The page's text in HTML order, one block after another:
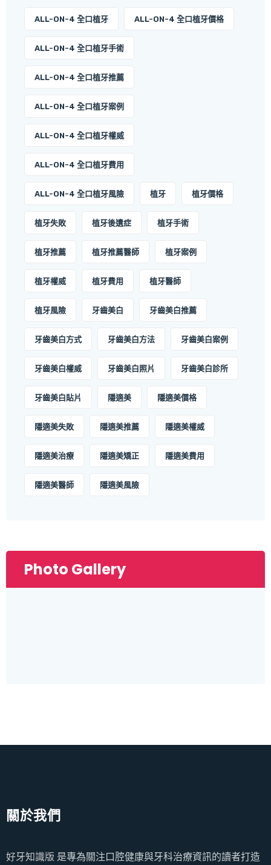
ALL-ON-4 全口植牙 ALL-ON-4 全口植牙價格
ALL-ON-4 全口植牙手術
ALL-ON-4 全口植牙推薦
ALL-ON-4 全口植牙案例
ALL-ON-4 全口植牙權威
ALL-ON-4 全口植牙費用
ALL-ON-4 全口植牙風險 植牙 植牙價格
植牙失敗 植牙後遺症 植牙手術
植牙推薦 植牙推薦醫師 植牙案例
植牙權威 植牙費用 植牙醫師
植牙風險 牙齒美白 牙齒美白推薦
牙齒美白方式 牙齒美白方法 牙齒美白案例
牙齒美白權威 牙齒美白照片 牙齒美白診所
牙齒美白貼片 隱適美 隱適美價格
隱適美失敗 隱適美推薦 隱適美權威
隱適美治療 隱適美矯正 隱適美費用
隱適美醫師 隱適美風險
Photo Gallery
關於我們
好牙知識版 是專為關注口腔健康與牙科治療資訊的讀者打造